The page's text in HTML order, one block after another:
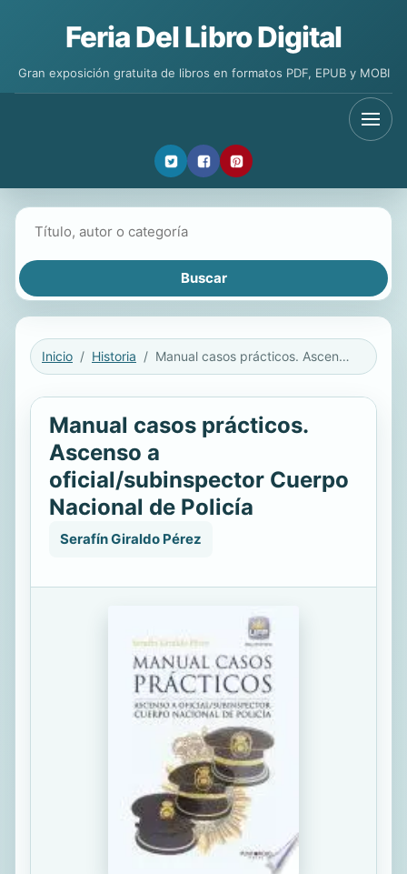
Feria Del Libro Digital
Gran exposición gratuita de libros en formatos PDF, EPUB y MOBI
Inicio Historia Manual casos prácticos. Ascenso a oficial/subinspector Cuerpo Nacional de Policía
Manual casos prácticos.
Ascenso a
oficial/subinspector Cuerpo
Nacional de Policía
Serafín Giraldo Pérez